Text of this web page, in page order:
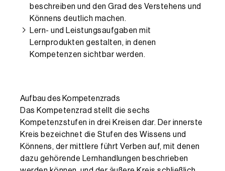
beschreiben und den Grad des Verstehens und
Könnens deutlich machen.
Lern- und Leistungsaufgaben mit
Lernprodukten gestalten, in denen
Kompetenzen sichtbar werden.
Aufbau des Kompetenzrads
Das Kompetenzrad stellt die sechs
Kompetenzstufen in drei Kreisen dar. Der innerste
Kreis bezeichnet die Stufen des Wissens und
Könnens, der mittlere führt Verben auf, mit denen
dazu gehörende Lernhandlungen beschrieben